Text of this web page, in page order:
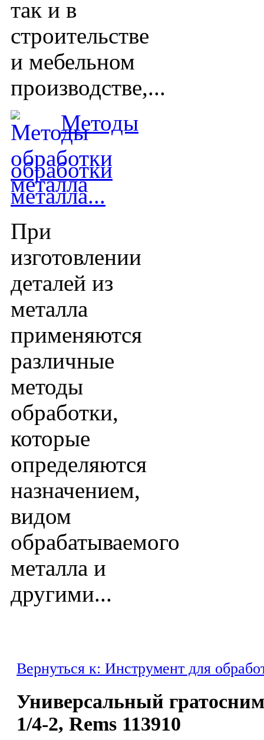
так и в
строительстве
и мебельном
производстве,...
Методы
обработки
металла...
При
изготовлении
деталей из
металла
применяются
различные
методы
обработки,
которые
определяются
назначением,
видом
обрабатываемого
металла и
другими...
Вернуться к: Инструмент для
Универсальный
1/4-2, Rems 113910